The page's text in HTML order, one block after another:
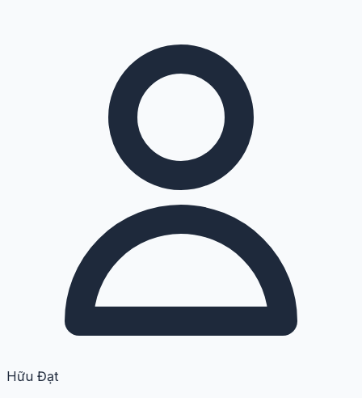
Hữu Đạt